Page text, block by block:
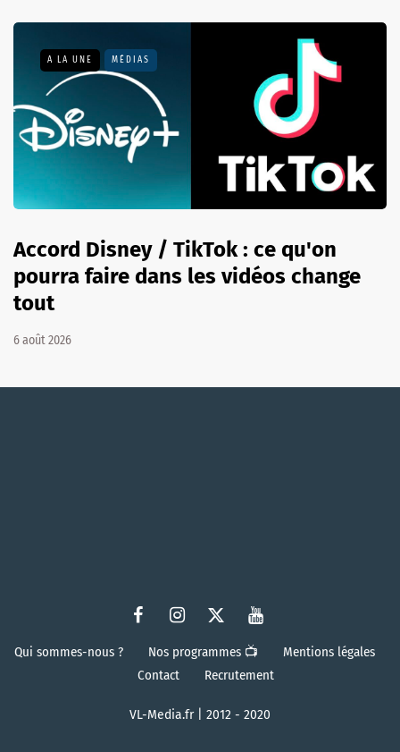
A LA UNE MÉDIAS
Accord Disney / TikTok : ce qu'on
pourra faire dans les vidéos change
tout
6 août 2026
Qui sommes-nous ? Nos programmes 📺
Mentions légales
Contact
Recrutement
VL-Media.fr | 2012 - 2020